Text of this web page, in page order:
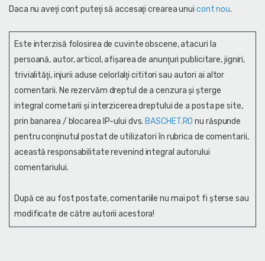
Daca nu aveţi cont puteţi să accesaţi crearea unui cont nou.
Este interzisă folosirea de cuvinte obscene, atacuri la
persoană, autor, articol, afişarea de anunţuri publicitare, jigniri,
trivialităţi, injurii aduse celorlalţi cititori sau autori ai altor
comentarii. Ne rezervăm dreptul de a cenzura și şterge
integral cometarii și interzicerea dreptului de a posta pe site,
prin banarea / blocarea IP-ului dvs. BASCHET.RO nu răspunde
pentru conţinutul postat de utilizatori în rubrica de comentarii,
această responsabilitate revenind integral autorului
comentariului.
După ce au fost postate, comentariile nu mai pot fi șterse sau
modificate de către autorii acestora!